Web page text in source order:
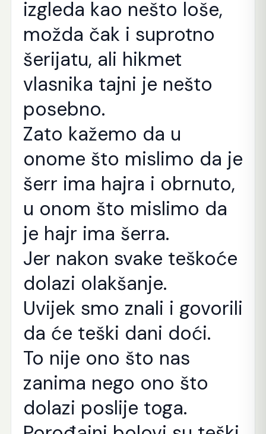
izgleda kao nešto loše,
možda čak i suprotno
šerijatu, ali hikmet
vlasnika tajni je nešto
posebno.
Zato kažemo da u
onome što mislimo da je
šerr ima hajra i obrnuto,
u onom što mislimo da
je hajr ima šerra.
Jer nakon svake teškoće
dolazi olakšanje.
Uvijek smo znali i govorili
da će teški dani doći.
To nije ono što nas
zanima nego ono što
dolazi poslije toga.